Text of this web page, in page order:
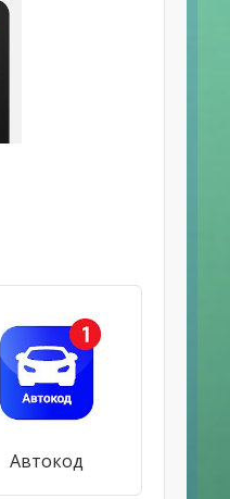
Автокод